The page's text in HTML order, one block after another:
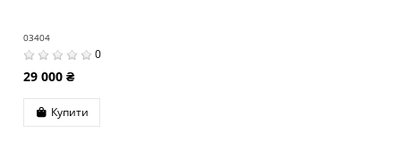
03404
0
29 000 ₴
Купити